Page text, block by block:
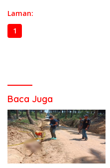
Laman:
1
Baca Juga